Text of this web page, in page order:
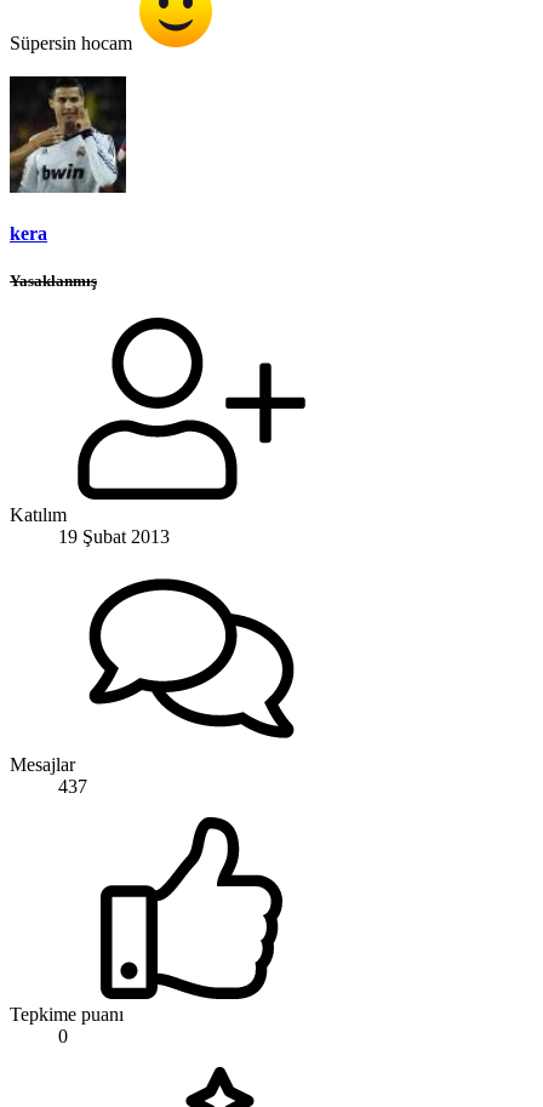
Süpersin hocam
kera
Yasaklanmış
Katılım
19 Şubat 2013
Mesajlar
437
Tepkime puanı
0